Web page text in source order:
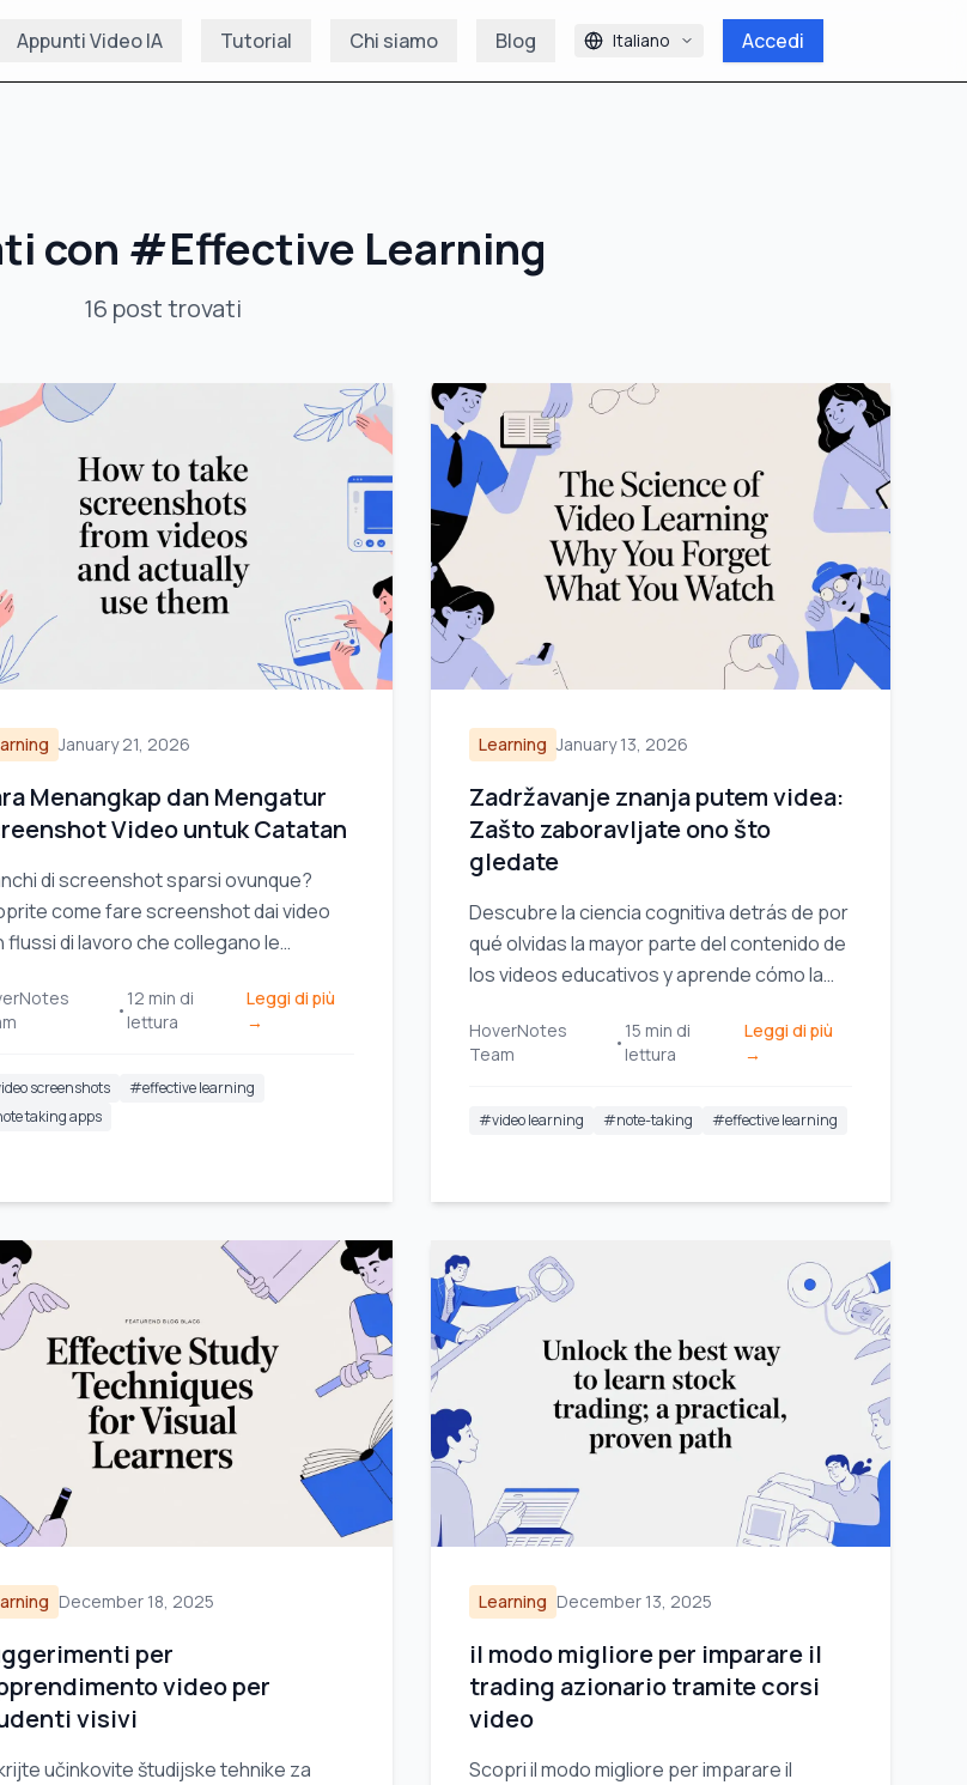
Appunti Video IA Tutorial Chi siamo Blog Italiano Accedi
con #Effective Learning
16 posttrovati
January 21, 2026
Menangkap dan Mengatur
Video untuk Catatan
di screenshot sparsi ovunque?
come fare screenshot dai video
flussi di lavoro che collegano le
apprendimento.
•
12 min di
lettura
Leggi di più
→
screenshots #effective learning
taking apps
Learning January 13, 2026
Zadržavanje znanja putem videa:
Zašto zaboravljate ono što
gledate
Descubre la ciencia cognitiva detrás de por
qué olvidas la mayor parte del contenido de
los videos educativos y aprende cómo la
transformar tu retención.
HoverNotes
Team
•
15 min di
lettura
Leggi di più
→
#video learning #note-taking #effective learning
December 18, 2025
per
video per
visivi
učinkovite študijske tehnike za
Learning December 13, 2025
il modo migliore per imparare il
trading azionario tramite corsi
video
Scopri il modo migliore per imparare il